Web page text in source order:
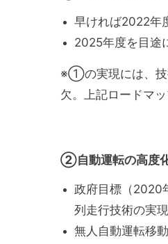
早ければ2022年
2025年度を目途
※①の実現には、技
欠。上記ロードマ
②自動運転の高度
政府目標（2020
列走行技術の実
無人自動運転移